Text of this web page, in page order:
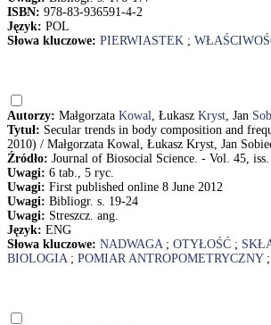
ISBN: 978-83-936591-4-2
Język: POL
Słowa kluczowe: PIERWIASTEK ;
Autorzy: Małgorzata Kowal, Łukasz Kryst, Jan
Tytuł: Secular trends in body composition and
2010) / Małgorzata Kowal, Łukasz Kryst, Jan
Źródło: Journal of Biosocial Science. - Vol. 45,
Uwagi: 6 tab., 5 ryc.
Uwagi: First published online 8 June 2012
Uwagi: Bibliogr. s. 19-24
Uwagi: Streszcz. ang.
Język: ENG
Słowa kluczowe: NADWAGA; OTYŁOŚĆ ;
BIOLOGIA; POMIAR ANTROPOMETRYCZNY;